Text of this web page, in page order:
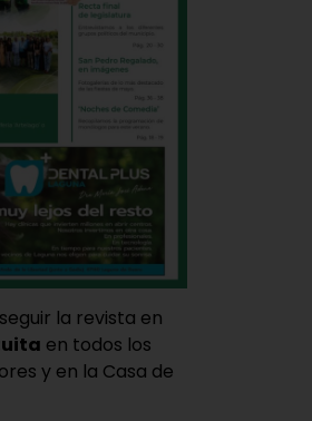
la revista en
en todos los
y en la Casa de